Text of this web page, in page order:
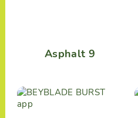
Asphalt 9